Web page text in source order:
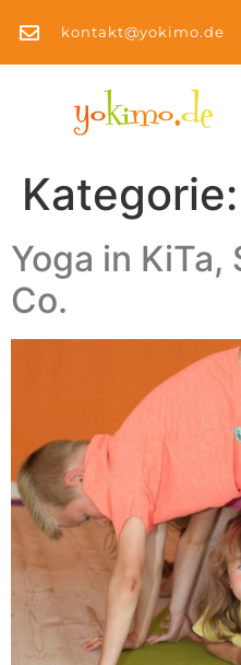
kontakt@yokimo.de
Kategorie:
Yoga in KiTa,
Co.